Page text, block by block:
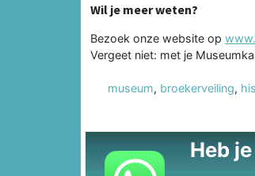
Wil je meer weten?
Bezoek onze website op
Vergeet niet: met je
museum, broekerveiling,
Heb